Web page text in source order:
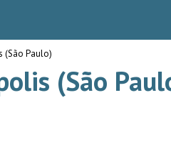
(São Paulo)
(São